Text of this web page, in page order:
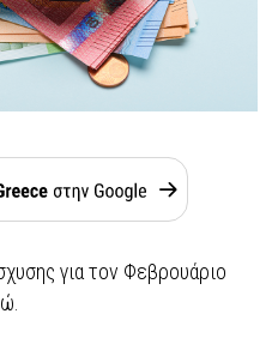
για τον Φεβρουάριο